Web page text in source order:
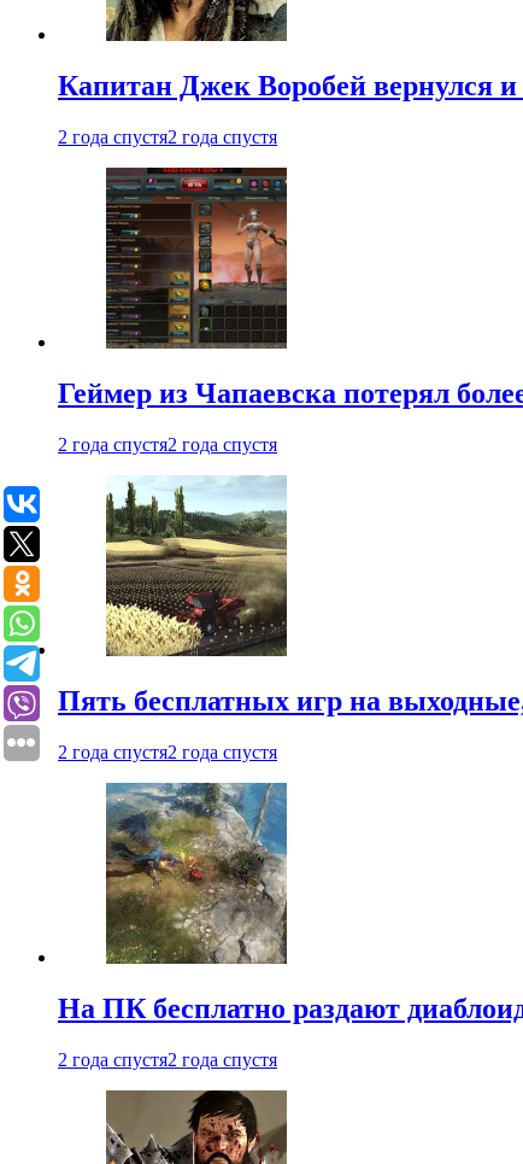
Капитан Джек Воробей вернулся и
2 года спустя2 года спустя
Геймер из Чапаевска потерял
2 года спустя2 года спустя
Пять бесплатных игр на
2 года спустя2 года спустя
На ПК бесплатно раздают
2 года спустя2 года спустя